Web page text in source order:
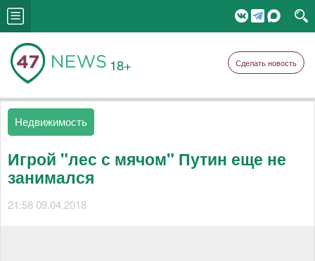
18+ Сделать новость
Недвижимость
Игрой "лес с мячом" Путин еще не
занимался
21:58 09.04.2018